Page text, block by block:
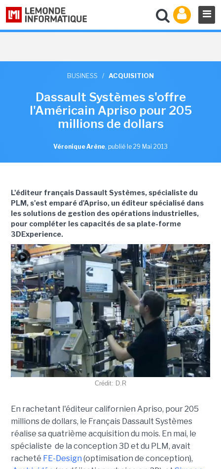
BUSINESS / ACQUISITION
Dassault Systèmes s'offre
l'Américain Apriso pour 205
millions de dollars
Véronique Arène, publié le 29 Mai 2013
L'éditeur français Dassault Systèmes, spécialiste du
PLM, s'est emparé d'Apriso, un éditeur spécialisé dans
les solutions de gestion des opérations industrielles,
pour compléter les capacités de sa plate-forme
3DExperience.
Crédit: D.R
En rachetant l'éditeur californien Apriso, pour 205
millions de dollars, le Français Dassault Systèmes
réalise sa quatrième acquisition du mois. En mai, le
spécialiste de la conception 3D et du PLM, avait
racheté FE-Design (optimisation de conception),